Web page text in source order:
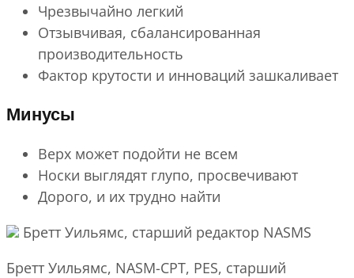
Чрезвычайно легкий
Отзывчивая, сбалансированная
производительность
Фактор крутости и инноваций зашкаливает
Минусы
Верх может подойти не всем
Носки выглядят глупо, просвечивают
Дорого, и их трудно найти
Бретт Уильямс, старший редактор NASMS
Бретт Уильямс, NASM-CPT, PES, старший